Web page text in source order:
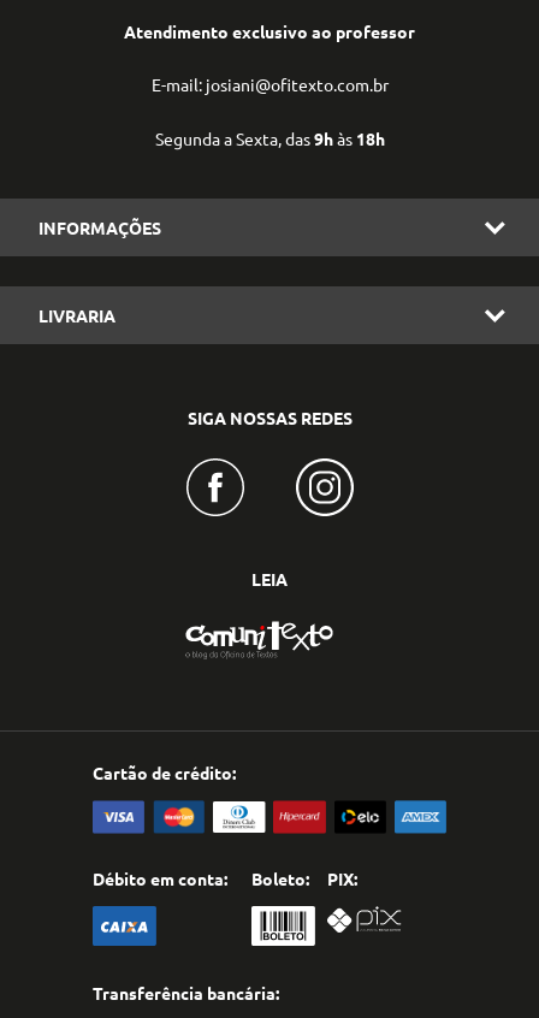
Atendimento exclusivo ao professor
E-mail: josiani@ofitexto.com.br
Segunda a Sexta, das9hàs 18h
INFORMAÇÕES
LIVRARIA
SIGA NOSSAS REDES
LEIA
Cartão de crédito:
Débito em conta: Boleto: PIX:
Transferência bancária: